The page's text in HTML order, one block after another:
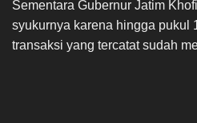
Sementara Gubernur Jatim
syukurnya karena hingga pukul
transaksi yang tercatat sudah